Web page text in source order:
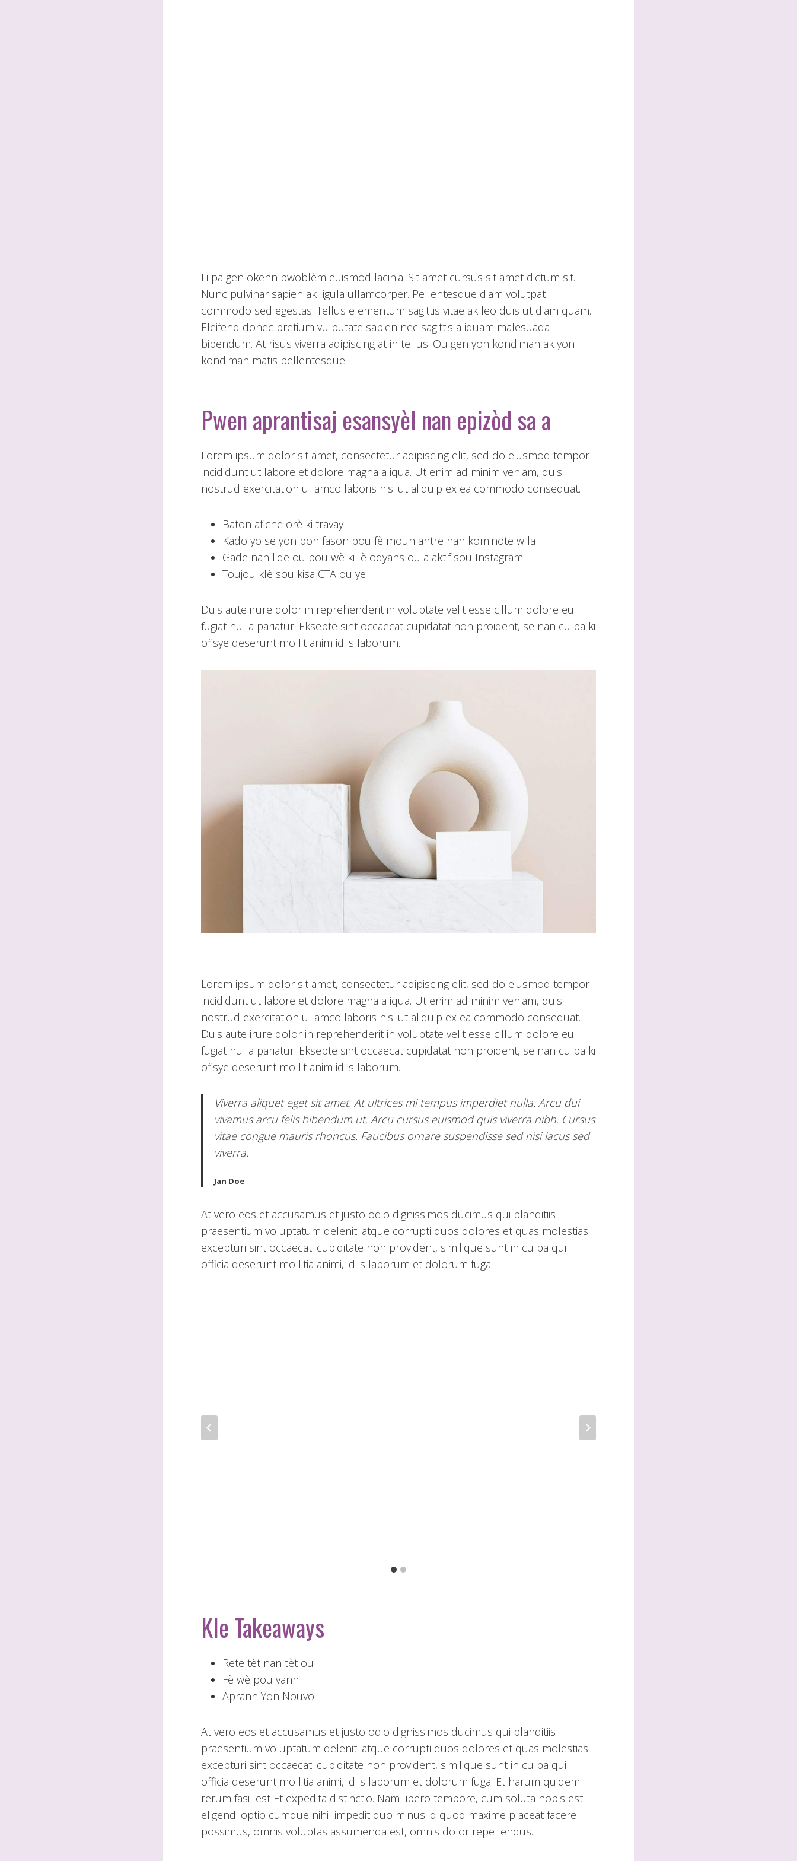
Li pa gen okenn pwoblèm euismod lacinia. Sit amet cursus sit amet dictum sit.
Nunc pulvinar sapien ak ligula ullamcorper. Pellentesque diam volutpat
commodo sed egestas. Tellus elementum sagittis vitae ak leo duis ut diam quam.
Eleifend donec pretium vulputate sapien nec sagittis aliquam malesuada
bibendum. At risus viverra adipiscing at in tellus. Ou gen yon kondiman ak yon
kondiman matis pellentesque.
Pwen aprantisaj esansyèl nan epizòd sa a
Lorem ipsum dolor sit amet, consectetur adipiscing elit, sed do eiusmod tempor
incididunt ut labore et dolore magna aliqua. Ut enim ad minim veniam, quis
nostrud exercitation ullamco laboris nisi ut aliquip ex ea commodo consequat.
Baton afiche orè ki travay
Kado yo se yon bon fason pou fè moun antre nan kominote w la
Gade nan lide ou pou wè ki lè odyans ou a aktif sou Instagram
Toujou klè sou kisa CTA ou ye
Duis aute irure dolor in reprehenderit in voluptate velit esse cillum dolore eu
fugiat nulla pariatur. Eksepte sint occaecat cupidatat non proident, se nan culpa ki
ofisye deserunt mollit anim id is laborum.
Lorem ipsum dolor sit amet, consectetur adipiscing elit, sed do eiusmod tempor
incididunt ut labore et dolore magna aliqua. Ut enim ad minim veniam, quis
nostrud exercitation ullamco laboris nisi ut aliquip ex ea commodo consequat.
Duis aute irure dolor in reprehenderit in voluptate velit esse cillum dolore eu
fugiat nulla pariatur. Eksepte sint occaecat cupidatat non proident, se nan culpa ki
ofisye deserunt mollit anim id is laborum.
Viverra aliquet eget sit amet. At ultrices mi tempus imperdiet nulla. Arcu dui
vivamus arcu felis bibendum ut. Arcu cursus euismod quis viverra nibh. Cursus
vitae congue mauris rhoncus. Faucibus ornare suspendisse sed nisi lacus sed
viverra.
Jan Doe
At vero eos et accusamus et justo odio dignissimos ducimus qui blanditiis
praesentium voluptatum deleniti atque corrupti quos dolores et quas molestias
excepturi sint occaecati cupiditate non provident, similique sunt in culpa qui
officia deserunt mollitia animi, id is laborum et dolorum fuga.
Kle Takeaways
Rete tèt nan tèt ou
Fè wè pou vann
Aprann Yon Nouvo
At vero eos et accusamus et justo odio dignissimos ducimus qui blanditiis
praesentium voluptatum deleniti atque corrupti quos dolores et quas molestias
excepturi sint occaecati cupiditate non provident, similique sunt in culpa qui
officia deserunt mollitia animi, id is laborum et dolorum fuga. Et harum quidem
rerum fasil est Et expedita distinctio. Nam libero tempore, cum soluta nobis est
eligendi optio cumque nihil impedit quo minus id quod maxime placeat facere
possimus, omnis voluptas assumenda est, omnis dolor repellendus.